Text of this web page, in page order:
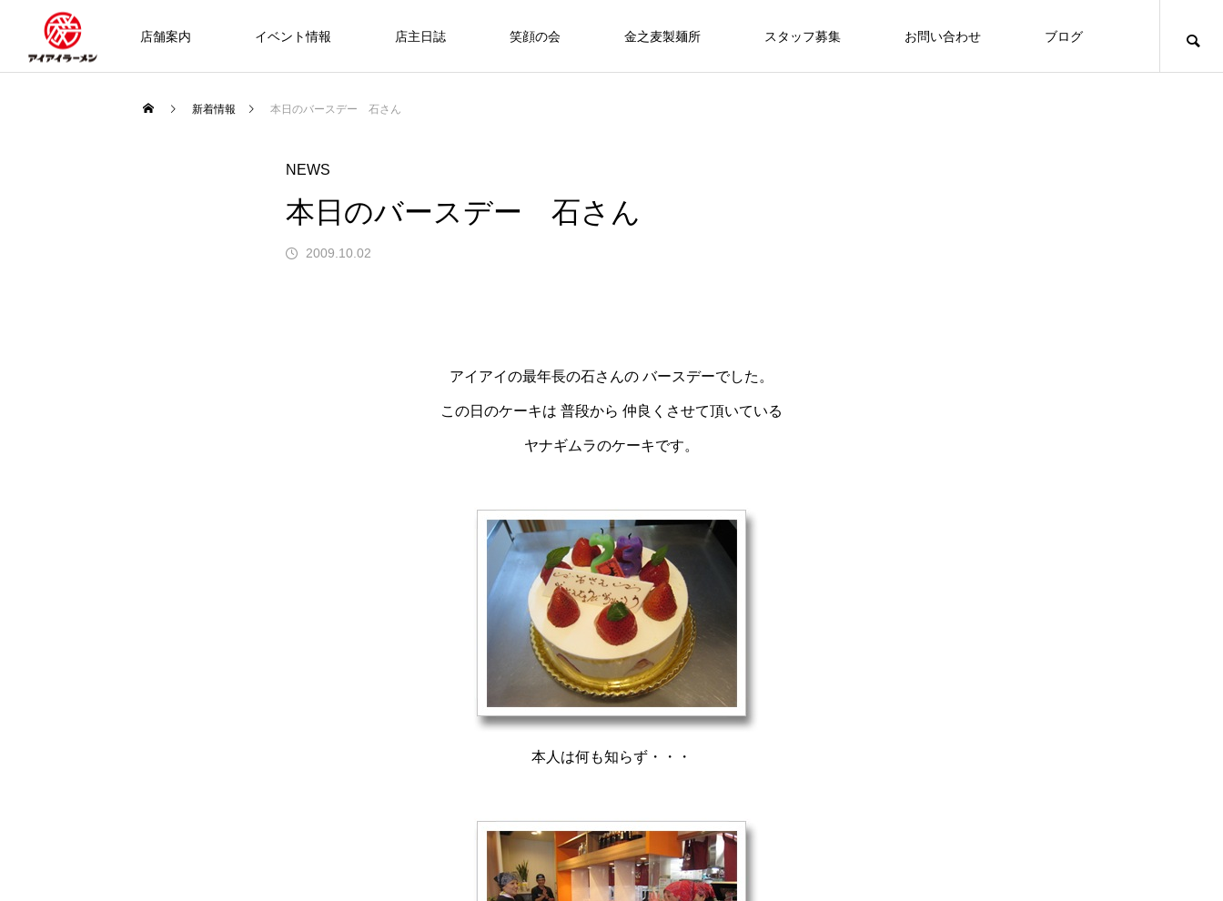
店舗案内 イベント情報 店主日誌 笑顔の会 金之麦製麺所 スタッフ募集 お問い合わせ ブログ
新着情報 本日のバースデー 石さん
NEWS
本日のバースデー 石さん
2009.10.02
アイアイの最年長の石さんの バースデーでした。
この日のケーキは 普段から 仲良くさせて頂いている
ヤナギムラのケーキです。
本人は何も知らず・・・